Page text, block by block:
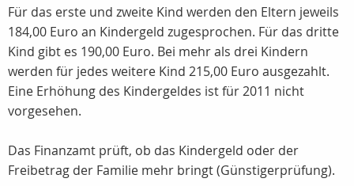
Für das erste und zweite Kind werden den Eltern jeweils
184,00 Euro an Kindergeld zugesprochen. Für das dritte
Kind gibt es 190,00 Euro. Bei mehr als drei Kindern
werden für jedes weitere Kind 215,00 Euro ausgezahlt.
Eine Erhöhung des Kindergeldes ist für 2011 nicht
vorgesehen.
Das Finanzamt prüft, ob das Kindergeld oder der
Freibetrag der Familie mehr bringt (Günstigerprüfung).